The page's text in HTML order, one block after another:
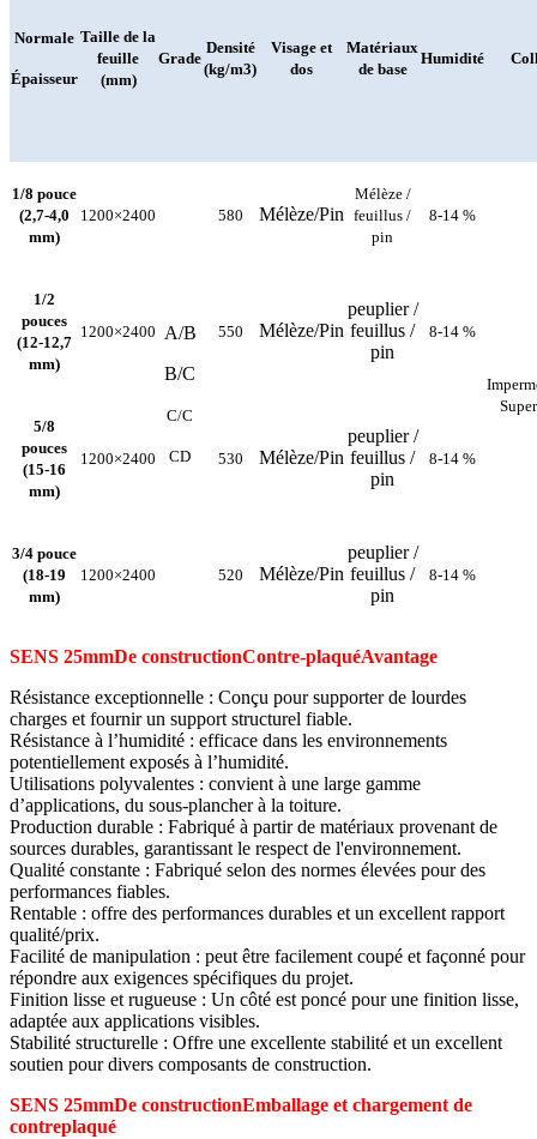
Normale
Épaisseur
Taille de la
feuille
(mm)
Grade
Densité
(kg/m3)
Visage et
dos
Matériaux
de base
Humidité
1/8 pouce
(2,7-4,0
mm)
1200×2400
A/B
B/C
C/C
CD
580 Mélèze/Pin
Mélèze /
feuillus /
pin
8-14 %
1/2
pouces
(12-12,7
mm)
1200×2400 550 Mélèze/Pin
peuplier /
feuillus /
pin
8-14 %
5/8
pouces
(15-16
mm)
1200×2400 530 Mélèze/Pin
peuplier /
feuillus /
pin
8-14 %
3/4 pouce
(18-19
mm)
1200×2400 520 Mélèze/Pin
peuplier /
feuillus /
pin
8-14 %
SENS 25mmDe constructionContre-plaquéAvantage
Résistance exceptionnelle : Conçu pour supporter de lourdes
charges et fournir un support structurel fiable.
Résistance à l’humidité : efficace dans les environnements
potentiellement exposés à l’humidité.
Utilisations polyvalentes : convient à une large gamme
d’applications, du sous-plancher à la toiture.
Production durable : Fabriqué à partir de matériaux provenant de
sources durables, garantissant le respect de l'environnement.
Qualité constante : Fabriqué selon des normes élevées pour des
performances fiables.
Rentable : offre des performances durables et un excellent rapport
qualité/prix.
Facilité de manipulation : peut être facilement coupé et façonné pour
répondre aux exigences spécifiques du projet.
Finition lisse et rugueuse : Un côté est poncé pour une finition lisse,
adaptée aux applications visibles.
Stabilité structurelle : Offre une excellente stabilité et un excellent
soutien pour divers composants de construction.
SENS 25mmDe constructionEmballage et chargement de
contreplaqué